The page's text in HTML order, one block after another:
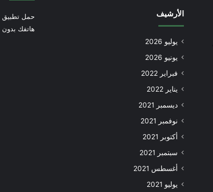
الأرشيف
يوليو 2026
يونيو 2026
فبراير 2022
يناير 2022
ديسمبر 2021
نوفمبر 2021
أكتوبر 2021
سبتمبر 2021
أغسطس 2021
يوليو 2021
حمل تطبيق
هاتفك بدون